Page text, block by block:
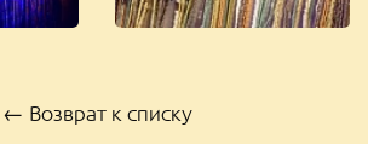
← Возврат к списку